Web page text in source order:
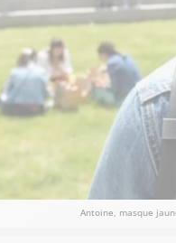
Antoine, masque